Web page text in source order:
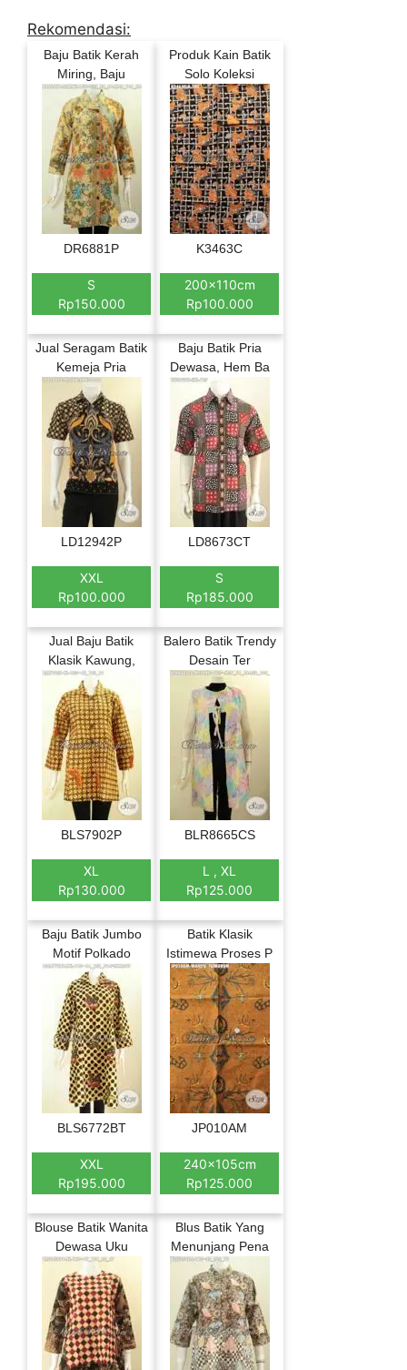
Rekomendasi:
Baju Batik Kerah
Miring, Baju
DR6881P
S
Rp150.000
Produk Kain Batik
Solo Koleksi
K3463C
200x110cm
Rp100.000
Jual Seragam Batik
Kemeja Pria
LD12942P
XXL
Rp100.000
Baju Batik Pria
Dewasa, Hem Ba
LD8673CT
S
Rp185.000
Jual Baju Batik
Klasik Kawung,
BLS7902P
XL
Rp130.000
Balero Batik Trendy
Desain Ter
BLR8665CS
L , XL
Rp125.000
Baju Batik Jumbo
Motif Polkado
BLS6772BT
XXL
Rp195.000
Batik Klasik
Istimewa Proses P
JP010AM
240x105cm
Rp125.000
Blouse Batik Wanita
Dewasa Uku
Blus Batik Yang
Menunjang Pena